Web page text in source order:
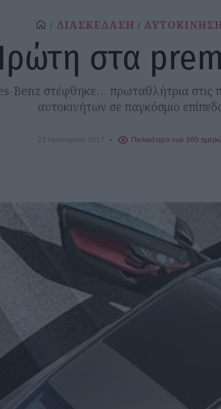
ΔΙΑΣΚΕΔΑΣΗ
στα
Benz στέφθηκε… πρωταθλήτρια στις
αυτοκινήτων σε παγκόσμιο
23 Ιανουαρίου 2017 Παλαιότερο των 360